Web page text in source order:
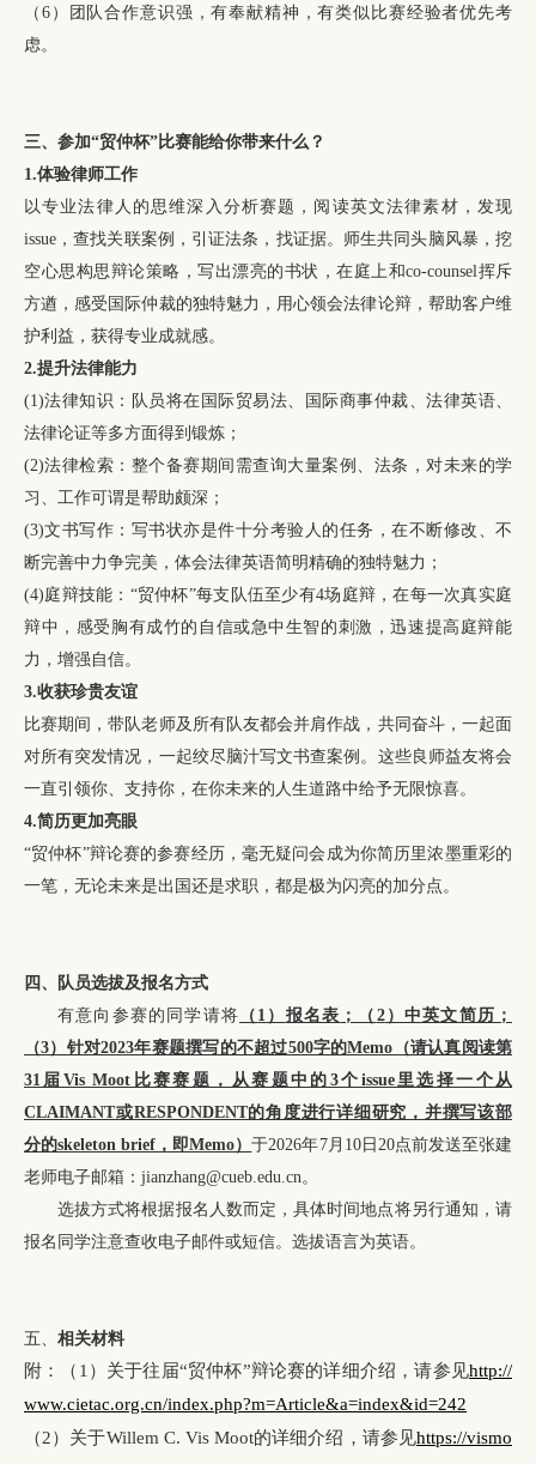
（6）团队合作意识强，有奉献精神，有类似比赛经验者优先考
虑。
三、 参加“贸仲杯”比赛能给你带来什么？
1.体验律师工作
以专业法律人的思维深入分析赛题，阅读英文法律素材，发现
issue，查找关联案例，引证法条，找证据。师生共同头脑风暴，挖
空心思构思辩论策略，写出漂亮的书状，在庭上和co-counsel挥斥
方遒，感受国际仲裁的独特魅力，用心领会法律论辩，帮助客户维
护利益，获得专业成就感。
2.提升法律能力
(1)法律知识：队员将在国际贸易法、国际商事仲裁、法律英语、
法律论证等多方面得到锻炼；
(2)法律检索：整个备赛期间需查询大量案例、法条，对未来的学
习、工作可谓是帮助颇深；
(3)文书写作：写书状亦是件十分考验人的任务，在不断修改、不
断完善中力争完美，体会法律英语简明精确的独特魅力；
(4)庭辩技能：“贸仲杯”每支队伍至少有4场庭辩，在每一次真实庭
辩中，感受胸有成竹的自信或急中生智的刺激，迅速提高庭辩能
力，增强自信。
3.收获珍贵友谊
比赛期间，带队老师及所有队友都会并肩作战，共同奋斗，一起面
对所有突发情况，一起绞尽脑汁写文书查案例。这些良师益友将会
一直引领你、支持你，在你未来的人生道路中给予无限惊喜。
4.简历更加亮眼
“贸仲杯”辩论赛的参赛经历，毫无疑问会成为你简历里浓墨重彩的
一笔，无论未来是出国还是求职，都是极为闪亮的加分点。
四、
队员选拔及报名方式
有意向参赛的同学请将 （ 1 ） 报名表 ；（ 2）中英文简历；
（3）针对2023年赛题撰写的不超过500字的Memo（请认真阅读第
31届Vis Moot比赛赛题，从赛题中的3个issue里选择一个从
CLAIMANT或RESPONDENT的角度进行详细研究，并撰写该部
分的skeleton brief，即Memo）于2026年7月10日20点前发送至张建
老师电子邮箱：jianzhang@cueb.edu.cn。
选拔方式将根据报名人数而定，具体时间地点将另行通知，请
报名同学注意查收电子邮件或短信。选拔语言为英语。
五、 相关材料
附：（1）关于往届“贸仲杯”辩论赛的详细介绍，请参见http://
www.cietac.org.cn/index.php?m=Article&a=index&id=242
（2）关于Willem C. Vis Moot的详细介绍，请参见https://vismo